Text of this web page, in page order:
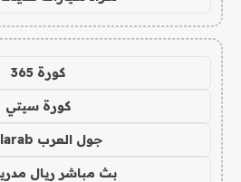
كورة 365
كورة سيتي
جول العرب goalarab
بث مباشر ريال